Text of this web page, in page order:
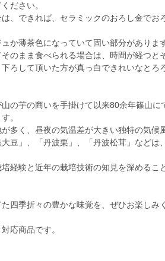
ださい。
は、できれば、セラミックのおろし金でお
ュか薄茶色になっていて固い部分があり
のまま食べられる場合は、時間が経つと
ろして頂いた方が真っ白できれいなとろ
の芋の商いを手掛けて以来80余年篠山
。
多く、昼夜の気温差が大きい独特の気候
大豆」、「丹波栗」、「丹波松茸」などは
経験と近年の栽培技術の知見を深めるこ
四季折々の豊かな味覚を、ぜひお楽しみ
応商品です。